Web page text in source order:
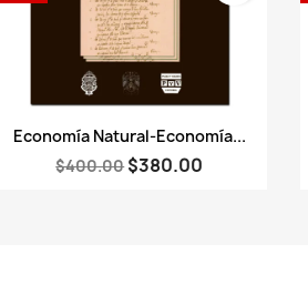
Vista rápida
Economía Natural-Economía...
$400.00$380.00